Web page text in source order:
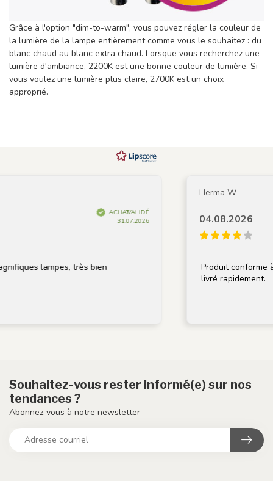
Grâce à l'option "dim-to-warm", vous pouvez régler la couleur de
la lumière de la lampe entièrement comme vous le souhaitez : du
blanc chaud au blanc extra chaud. Lorsque vous recherchez une
lumière d'ambiance, 2200K est une bonne couleur de lumière. Si
vous voulez une lumière plus claire, 2700K est un choix
approprié.
ACHAT VALIDÉ
31.07.2026
lampes, très bien
Herma W
04.08.2026
Produit conforme à
livré rapidement.
Souhaitez-vous rester informé(e) sur nos
tendances ?
Abonnez-vous à notre newsletter